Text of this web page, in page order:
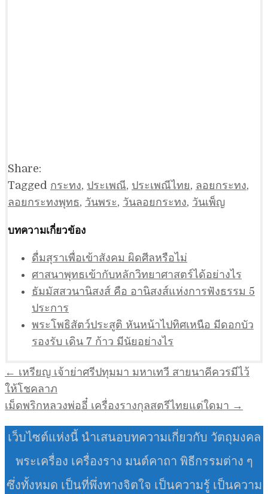
Share:
Tagged กระทง, ประเพณี, ประเพณีไทย, ลอยกระทง,
ลอยกระทงพุทธ, วันพระ, วันลอยกระทง, วันเพ็ญ
บทความเกี่ยวข้อง
ดื่มสุราเพื่อเข้าสังคม ผิดศีลหรือไม่
ศาสนาพุทธเข้ากับหลักวิทยาศาสตร์ได้อย่างไร
ธัมมัสสวนานิสงส์ คือ อานิสงส์แห่งการฟังธรรม 5
ประการ
พระโพธิสัตว์ประสูติ หันหน้าไปทิศเหนือ มีดอกบัว
รองรับ เดิน 7 ก้าว มีนัยอย่างไร
แนะแนว
เรื่อง
← เหรียญ เจ้าย่าศรีปทุมมา มหาเทวี สายนาคีควรมีไว้
ให้โชคลาภ
เม็ดพริกหลวงพ่ออี๋ เครื่องรางกุลสตรีไทยแต่ใดมา →
เว็บไซต์แห่งนี้ นำเสนอบทความเกี่ยวกับ วัตถุมงคล
พระเครื่อง เครื่องราง มนต์คาถา พิธีกรรมต่าง ๆ
ซึ่งทั้งหมด เป็นที่พึ่งทางจิตใจ เป็นความรู้ เป็นความ